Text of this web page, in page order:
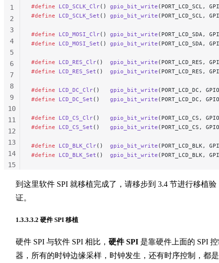
39
40
41
#define LCD_SCLK_Clr() gpio_bit_write (PORT_LCD_SCL,
#define LCD_SCLK_Set () gpio_bit_write (PORT_LCD_SCL,
#define LCD_MOSI_Clr() gpio_bit_write (PORT_LCD_SDA,
#define LCD_MOSI_Set () gpio_bit_write (PORT_LCD_SDA,
#define LCD_RES_Clr() gpio_bit_write (PORT_LCD_RES,
#define LCD_RES_Set () gpio_bit_write (PORT_LCD_RES,
#define LCD_DC_Clr() gpio_bit_write (PORT_LCD_DC,
#define LCD_DC_Set () gpio_bit_write (PORT_LCD_DC,
#define LCD_CS_Clr() gpio_bit_write (PORT_LCD_CS,
#define LCD_CS_Set () gpio_bit_write (PORT_LCD_CS,
#define LCD_BLK_Clr() gpio_bit_write (PORT_LCD_BLK,
#define LCD_BLK_Set () gpio_bit_write (PORT_LCD_BLK,
1
2
3
4
5
6
7
8
9
10
11
12
13
14
15
到这里软件 SPI 就移植完成了，请移步到 3.4 节进行移植验
证。
1.3.3.3.2 硬件 SPI 移植
硬件 SPI 与软件 SPI 相比， 硬件 SPI 是靠硬件上面的 SPI
器，所有的时钟边缘采样，时钟发生，还有时序控制，都